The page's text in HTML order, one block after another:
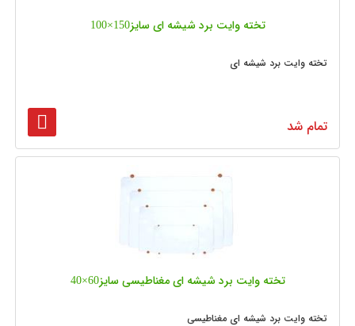
تخته وایت برد شیشه‌ ای سایز150×100
تخته وایت برد شیشه ای
تمام شد
تخته وایت برد شیشه‌ ای مغناطیسی سایز60×40
تخته وایت برد شیشه ای مغناطیسی